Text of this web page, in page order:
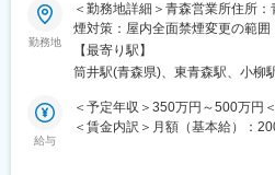
■働きやすさと安定を両立できる
業務量が適切に管理されており
働はありません。仕事と私生活
す。
■当社について：
当社は1953年創業、東証スタン
【はじめに】
当ポジションは自社販売してい
用～保守を担うシステムエンジ
からチャレンジできる事に加えて
求人となっております。IT領域
迎しております！
勤務地
＜勤務地詳細＞青森営業所住所
煙対策：屋内全面禁煙変更の範
トワーク含む）
【最寄り駅】
筒井駅(青森県)、東青森駅、小柳
給与
＜予定年収＞350万円～500万円
＜賃金内訳＞月額（基本給）：